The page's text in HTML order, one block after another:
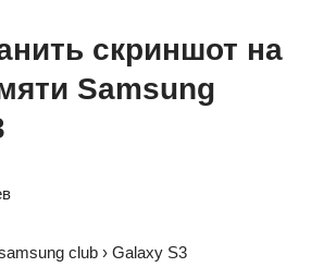
скриншот на
Samsung
club › Galaxy S3